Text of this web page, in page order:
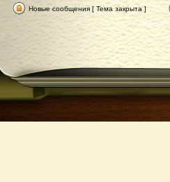
Новые сообщения [ Тема закрыта ]